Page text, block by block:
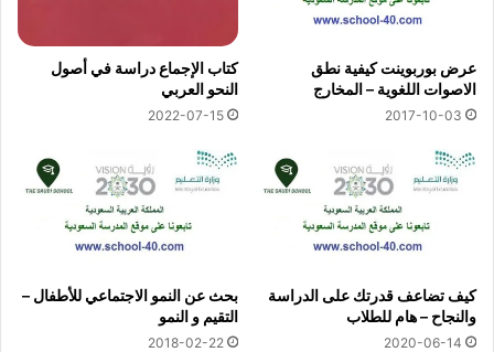
عرض بوربوينت كيفية نطق
الاصوات اللغوية – المخارج
2017-10-03
كتاب الإجماع دراسة في أصول
النحو العربي
2022-07-15
كيف تضاعف قدرتك على الدراسة
والنجاح – هام للطلاب
2020-06-14
بحث عن النمو الاجتماعي للأطفال –
التقيم و النمو
2018-02-22